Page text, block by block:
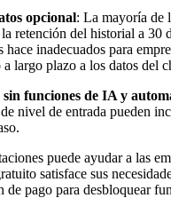
opcional: La mayoría de
retención del historial a 30
hace inadecuados para
a largo plazo a los datos del
funciones de IA y
nivel de entrada pueden
puede ayudar a las
satisface sus
pago para desbloquear